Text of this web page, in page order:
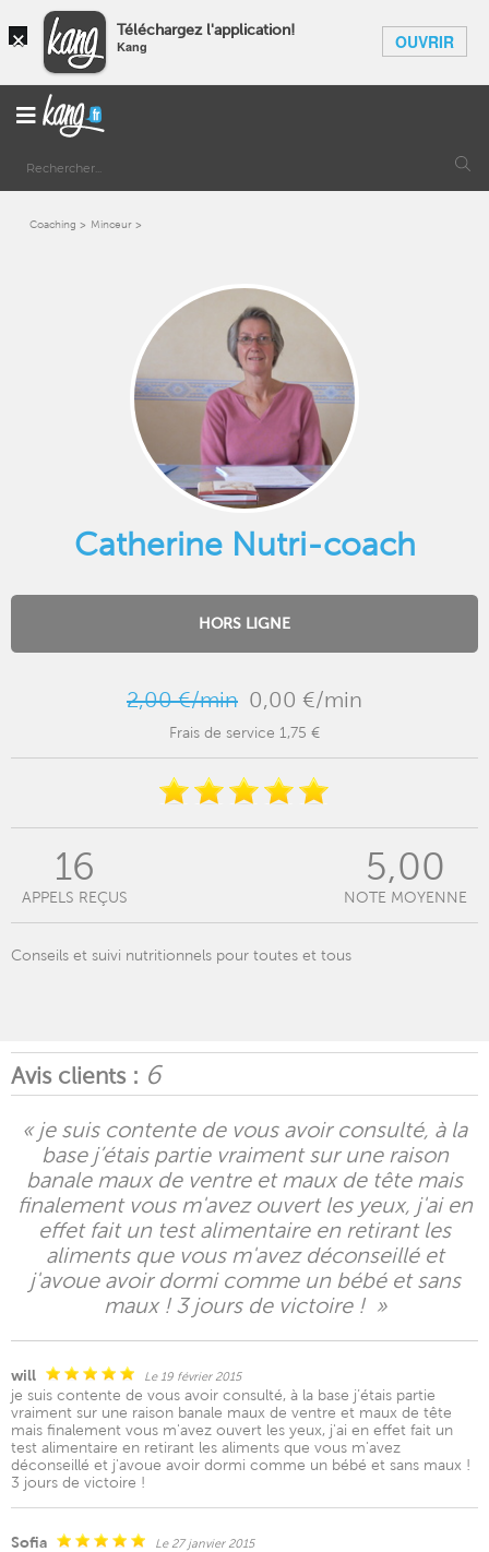
× Téléchargez l'application!
Kang OUVRIR
Coaching Minceur
Catherine Nutri-coach
HORS LIGNE
2,00 €/min 0,00 €/min
Frais de service 1,75 €
16
APPELS REÇUS
5,00
NOTE MOYENNE
Conseils et suivi nutritionnels pour toutes et tous
Avis clients : 6
« je suis contente de vous avoir consulté, à la
base j’étais partie vraiment sur une raison
banale maux de ventre et maux de tête mais
finalement vous m'avez ouvert les yeux, j'ai en
effet fait un test alimentaire en retirant les
aliments que vous m'avez déconseillé et
j'avoue avoir dormi comme un bébé et sans
maux ! 3 jours de victoire ! »
will Le 19 février 2015
je suis contente de vous avoir consulté, à la base j’étais partie
vraiment sur une raison banale maux de ventre et maux de tête
mais finalement vous m'avez ouvert les yeux, j'ai en effet fait un
test alimentaire en retirant les aliments que vous m'avez
déconseillé et j'avoue avoir dormi comme un bébé et sans maux !
3 jours de victoire !
Sofia Le 27 janvier 2015